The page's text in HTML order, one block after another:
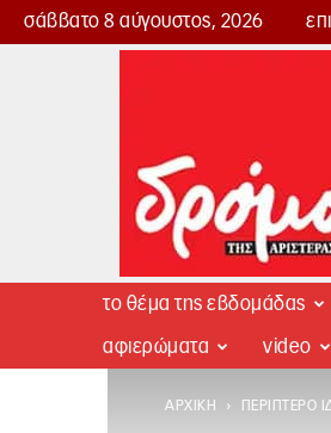
σάββατο 8 αύγουστος, 2026
Δρόμος
το θέμα της εβδομάδας
αφιερώματα video
ΑΡΧΙΚΉ ΠΕΡΊΠΤΕΡΟ